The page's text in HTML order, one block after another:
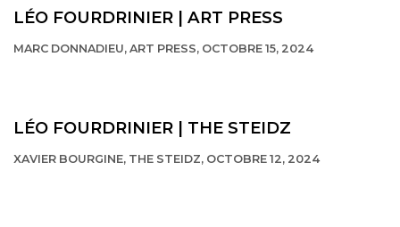
LÉO FOURDRINIER | ART PRESS
MARC DONNADIEU, ART PRESS, OCTOBRE 15, 2024
LÉO FOURDRINIER | THE STEIDZ
XAVIER BOURGINE, THE STEIDZ, OCTOBRE 12, 2024